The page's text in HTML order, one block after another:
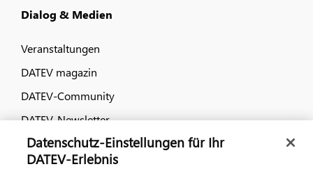
Dialog & Medien
Veranstaltungen
DATEV magazin
DATEV-Community
DATEV-Newsletter
Kontaktieren Sie uns
Datenschutz-Einstellungen für Ihr
DATEV-Erlebnis